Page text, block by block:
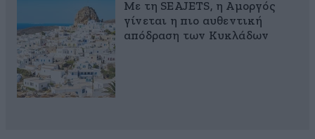
Με τη SEAJETS, η Αμοργός
γίνεται η πιο αυθεντική
απόδραση των Κυκλάδων